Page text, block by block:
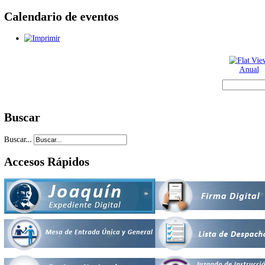
Calendario de eventos
Anual
Buscar
Buscar...
Accesos Rápidos